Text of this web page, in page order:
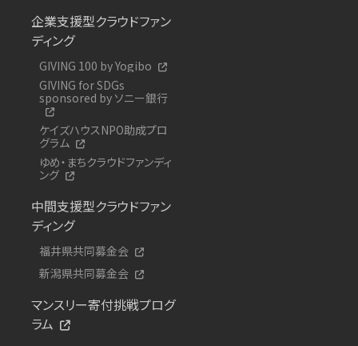
企業支援型クラウドファン
ディング
GIVING 100 by Yogibo
GIVING for SDGs
sponsored by ソニー銀行
ケイズハウスNPO助成プロ
グラム
ゆめ・まちクラウドファンディ
ング
中間支援型クラウドファン
ディング
福井県共同募金会
新潟県共同募金会
マンスリー寄付挑戦プログ
ラム